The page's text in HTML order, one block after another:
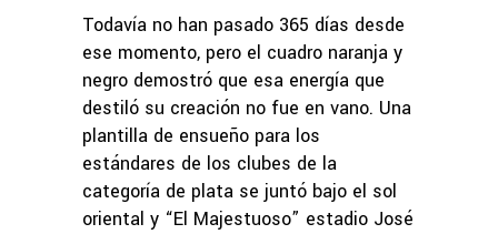
Todavía no han pasado 365 días desde
ese momento, pero el cuadro naranja y
negro demostró que esa energía que
destiló su creación no fue en vano. Una
plantilla de ensueño para los
estándares de los clubes de la
categoría de plata se juntó bajo el sol
oriental y “El Majestuoso” estadio José